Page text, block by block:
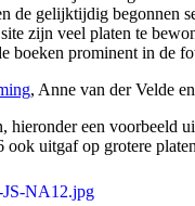
de gelijktijdig begonnen
zijn veel platen te
boeken prominent in de
, Anne van der Velde en
hieronder een voorbeeld
uitgaf op grotere